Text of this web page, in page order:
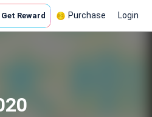
Get Reward Purchase Login